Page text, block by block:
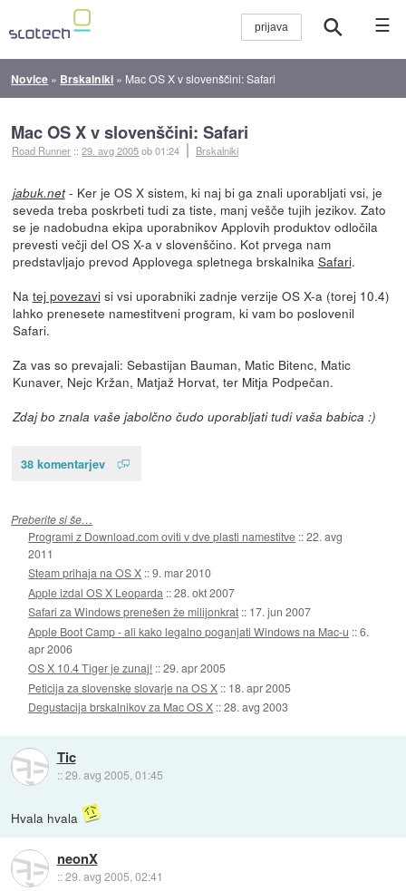
☰
Novice » Brskalniki » Mac OS X v slovenščini: Safari
Mac OS X v slovenščini: Safari
Road Runner ::29. avg 2005ob 01:24 Brskalniki
jabuk.net- Ker je OS X sistem, ki naj bi ga znali uporabljati vsi, je
seveda treba poskrbeti tudi za tiste, manj vešče tujih jezikov. Zato
se je nadobudna ekipa uporabnikov Applovih produktov odločila
prevesti večji del OS X-a v slovenščino. Kot prvega nam
predstavljajo prevod Applovega spletnega brskalnika Safari.
Na tej povezavisi vsi uporabniki zadnje verzije OS X-a (torej 10.4)
lahko prenesete namestitveni program, ki vam bo poslovenil
Safari.
Za vas so prevajali: Sebastijan Bauman, Matic Bitenc, Matic
Kunaver, Nejc Kržan, Matjaž Horvat, ter Mitja Podpečan.
Zdaj bo znala vaše jabolčno čudo uporabljati tudi vaša babica :)
38 komentarjev
Preberite si še…
Programi z Download.com oviti v dve plasti namestitve ::22. avg
2011
Steam prihaja na OS X ::9. mar 2010
Apple izdal OS X Leoparda ::28. okt 2007
Safari za Windows prenešen že milijonkrat :: 17. jun 2007
Apple Boot Camp - ali kako legalno poganjati Windows na Mac-u ::6.
apr 2006
OS X 10.4 Tiger je zunaj! ::29. apr 2005
Peticija za slovenske slovarje na OS X :: 18. apr 2005
Degustacija brskalnikov za Mac OS X ::28. avg 2003
Tic
::29. avg 2005, 01:45
Hvala hvala
neonX
::29. avg 2005, 02:41